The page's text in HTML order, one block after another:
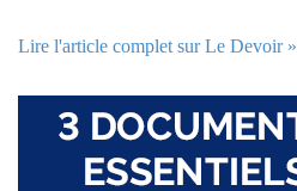
Lire l'article complet sur Le Devoir »